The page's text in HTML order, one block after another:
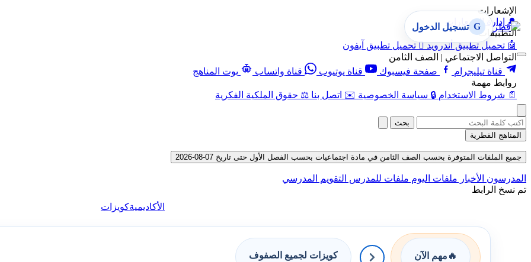
الإشعارات
🔔 إدارة الإشعارات
التطبيقات
🤖 تحميل تطبيق أندرويد  تحميل تطبيق آيفون
التواصل الاجتماعي | الصف الثامن
قناة تيليجرام
صفحة فيسبوك قناة يوتيوب قناة واتساب
بوت المناهج
روابط مهمة
📄 شروط الاستخدام 🔒 سياسة الخصوصية ✉️ اتصل بنا ⚖️ حقوق الملكية الفكرية
G تسجيل الدخول
بحث
المناهج القطرية
جميع الملفات المتوفرة بحسب الصف الثامن في مادة اجتماعيات بحسب الفصل الأول حتى تاريخ 07-08-2026
المدرسون الأخبار ملفات اليوم ملفات للمدرس التقويم المدرسي
تم نسخ الرابط
الأكاديميةكويزات
🔥 مهم الآن كويزات لجميع الصفوف